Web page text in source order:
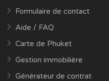
Formulaire de contact
Aide / FAQ
Carte de Phuket
Gestion immobilière
Générateur de contrat